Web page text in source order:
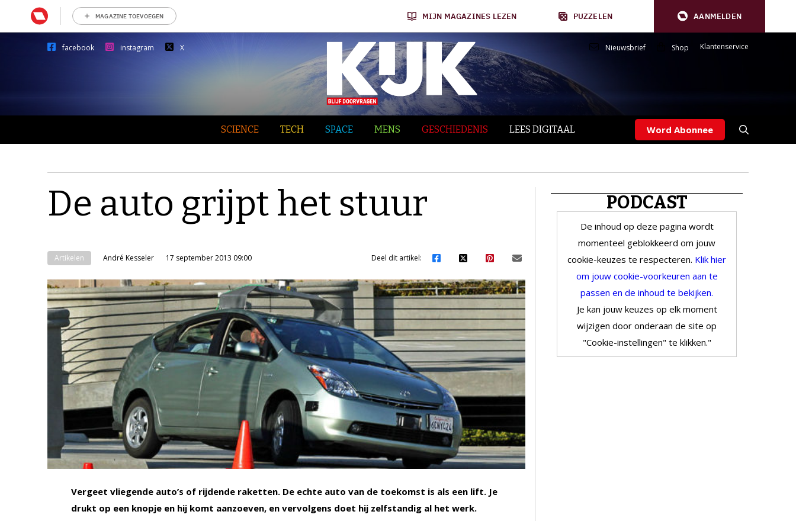
MAGAZINE TOEVOEGEN MIJN MAGAZINES LEZEN PUZZELEN AANMELDEN
facebook instagram X Nieuwsbrief Shop Klantenservice
SCIENCE TECH SPACE MENS GESCHIEDENIS LEES DIGITAAL Word Abonnee
De auto grijpt het stuur
Artikelen André Kesseler 17 september 2013 09:00 Deel dit artikel:
Vergeet vliegende auto’s of rijdende raketten. De echte auto van de toekomst is als een lift. Je
drukt op een knopje en hij komt aanzoeven, en vervolgens doet hij zelfstandig al het werk.
PODCAST
De inhoud op deze pagina wordt
momenteel geblokkeerd om jouw
cookie-keuzes te respecteren. Klik hier
om jouw cookie-voorkeuren aan te
passen en de inhoud te bekijken.
Je kan jouw keuzes op elk moment
wijzigen door onderaan de site op
"Cookie-instellingen" te klikken."